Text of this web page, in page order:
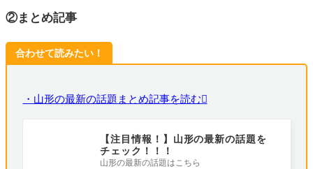
②まとめ記事
合わせて読みたい！
・山形の最新の話題まとめ記事を読む
【注目情報！】山形の最新の話題を
チェック！！！
山形の最新の話題はこちら